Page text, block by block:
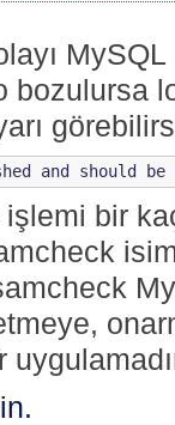
and should be
bir